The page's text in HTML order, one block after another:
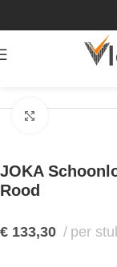
JOKA
Rood
€ 133,30 per